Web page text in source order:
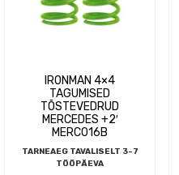
IRONMAN 4×4
TAGUMISED
TÕSTEVEDRUD
MERCEDES +2′
MERC016B
TARNEAEG TAVALISELT 3-7
TÖÖPÄEVA